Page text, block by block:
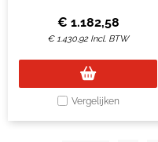
€ 1.182,58
€1.430,92 Incl. BTW
Vergelijken